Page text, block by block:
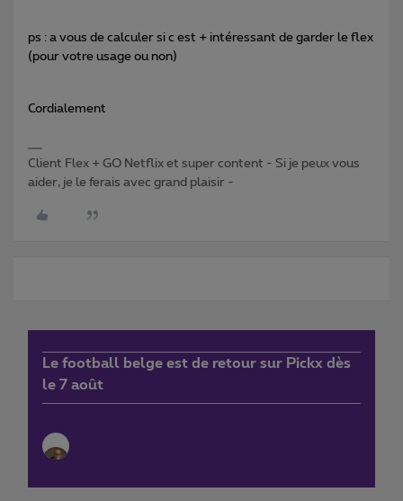
ps : a vous de calculer si c est + intéressant de garder le flex
(pour votre usage ou non)
Cordialement
Client Flex + GO Netflix et super content - Si je peux vous
aider, je le ferais avec grand plaisir -
Le football belge est de retour sur Pickx dès
le 7 août